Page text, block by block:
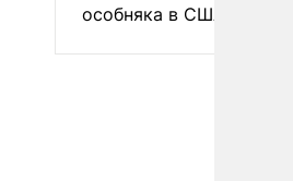
особняка в США